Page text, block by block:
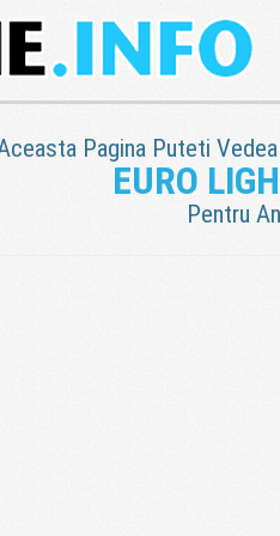
Pagina Puteti
EURO
Pentru